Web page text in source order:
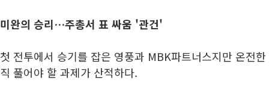
미완의 승리…주총서 표 싸움 '관건'
첫 전투에서 승기를 잡은 영풍과 MBK파트너스지만 온전
직 풀어야 할 과제가 산적하다.